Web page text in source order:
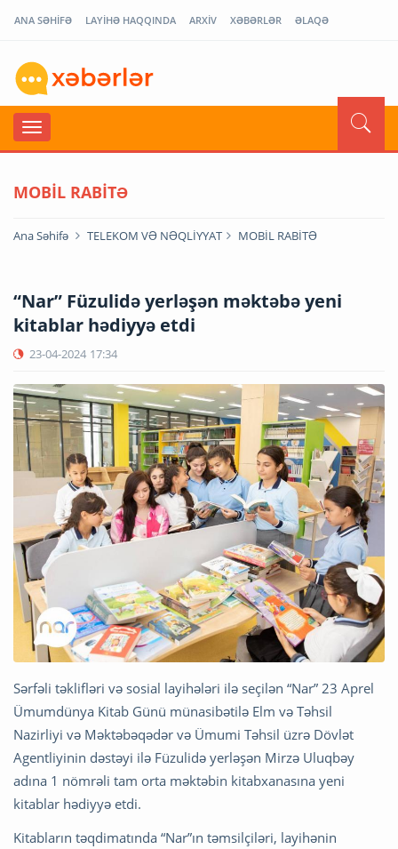
ANA SƏHİFƏ LAYİHƏ HAQQINDA ARXİV XƏBƏRLƏR ƏLAQƏ
MOBİL RABİTƏ
Ana Səhifə TELEKOM VƏ NƏQLİYYAT MOBİL RABİTƏ
“Nar” Füzulidə yerləşən məktəbə yeni
kitablar hədiyyə etdi
23-04-2024 17:34
Sərfəli təklifləri və sosial layihələri ilə seçilən “Nar” 23 Aprel
Ümumdünya Kitab Günü münasibətilə Elm və Təhsil
Nazirliyi və Məktəbəqədər və Ümumi Təhsil üzrə Dövlət
Agentliyinin dəstəyi ilə Füzulidə yerləşən Mirzə Uluqbəy
adına 1 nömrəli tam orta məktəbin kitabxanasına yeni
kitablar hədiyyə etdi.
Kitabların təqdimatında “Nar”ın təmsilçiləri, layihənin